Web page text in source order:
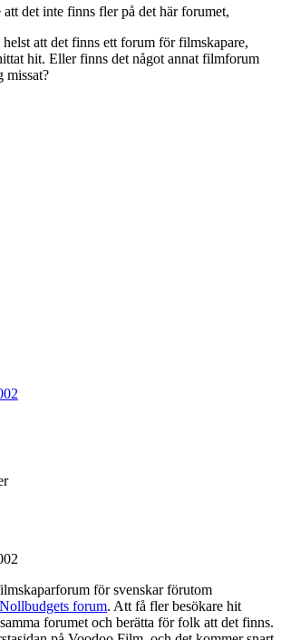
det inte finns fler på det här forumet,
att det finns ett forum för filmskapare,
hit. Eller finns det något annat filmforum
missat?
för svenskar förutom
Nollbudgets forum. Att få fler besökare hit
forumet och berätta för folk att det finns.